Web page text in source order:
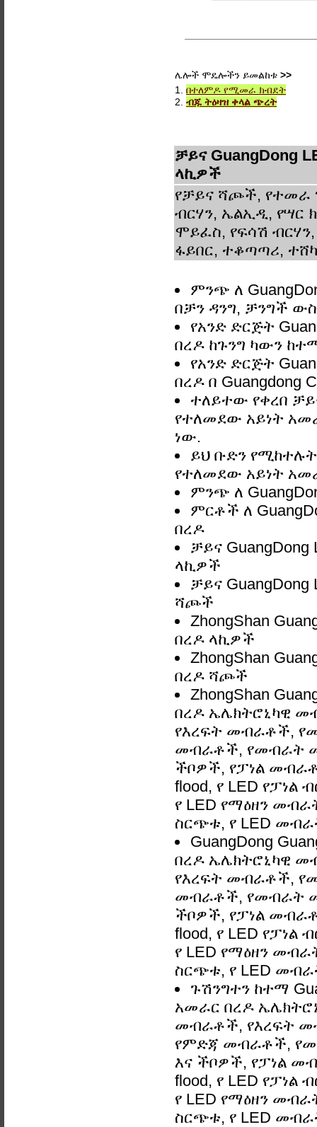
ሌሎች ሞዴሎችን ይመልከቱ >>
1. በተለምዶ የሚመራ ክብደት
2. ብጁ ትዕዛዝ ቀላል ጭረት
ቻይና GuangDong
ላኪዎች
የቻይና ሻጮች, የተመራ
ብርሃን, ኤልኢዲ, የሣር
ሞይፈስ, የፍሳሽ
ፋይበር, ተቆጣጣሪ,
ምንጭ ለ
በቻን ዳንግ, ቻንግች
የአንድ ድርጅት
በረዶ ከጉንግ ካውን
የአንድ ድርጅት
በረዶ በ Guangdong
ተለይተው የቀረበ
የተለመደው አይነት
ነው.
ይህ ቡድን
የተለመደው አይነት
ምንጭ ለ
ምርቶች ለ
በረዶ
ቻይና
ላኪዎች
ቻይና
ሻጮች
ZhongShan
በረዶ ላኪዎች
ZhongShan
በረዶ ሻጮች
ZhongShan
በረዶ ኤሌክትሮኒካዊ
የእረፍት መብራቶች,
መብራቶች, የመብራት
ችቦዎች, የፓነል
flood, የ LED የፓነል
የ LED የማዕዘን
ስርጭቱ, የ LED
GuangDong
በረዶ ኤሌክትሮኒካዊ
የእረፍት መብራቶች,
መብራቶች, የመብራት
ችቦዎች, የፓነል
flood, የ LED የፓነል
የ LED የማዕዘን
ስርጭቱ, የ LED
ጉሽንግተን ከተማ
አመራር በረዶ
መብራቶች, የእረፍት
የምድጃ መብራቶች,
እና ችቦዎች, የፓነል
flood, የ LED የፓነል
የ LED የማዕዘን
ስርጭቱ, የ LED